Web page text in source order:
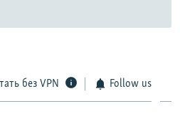
без VPN Follow us